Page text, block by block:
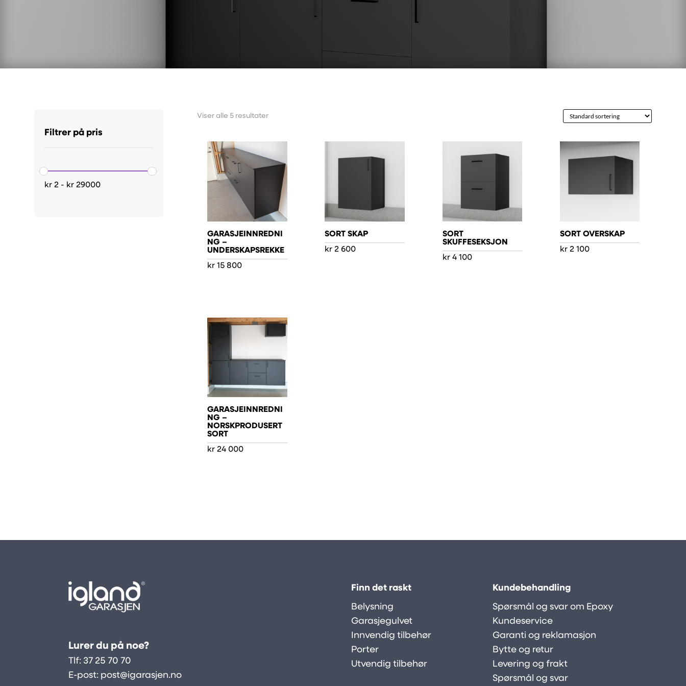
Filtrer på pris
kr 2 - kr 29000
Viser alle 5 resultater
GARASJEINNREDNI
NG –
UNDERSKAPSREKKE
kr 15 800
SORT SKAP
kr 2 600
SORT
SKUFFESEKSJON
kr4 100
SORT OVERSKAP
kr2 100
GARASJEINNREDNI
NG –
NORSKPRODUSERT
SORT
kr 24 000
Lurer du på noe?
Tlf: 37 25 70 70
E-post: post@igarasjen.no
Finn det raskt
Belysning
Garasjegulvet
Innvendig tilbehør
Porter
Utvendig tilbehør
Kundebehandling
Spørsmål og svar om Epoxy
Kundeservice
Garanti og reklamasjon
Bytte og retur
Levering og frakt
Spørsmål og svar